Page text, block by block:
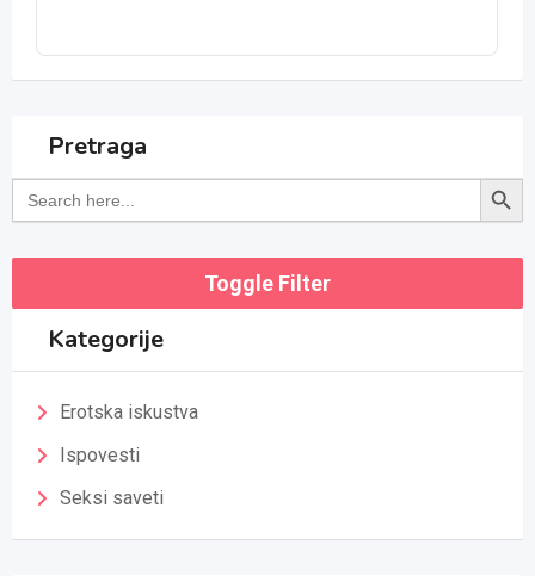
Pretraga
Search
for:
Search Button
Toggle Filter
Kategorije
Erotska iskustva
Ispovesti
Seksi saveti